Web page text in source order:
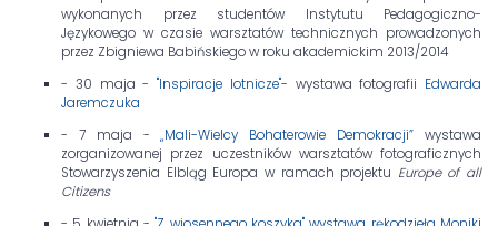
wykonanych przez studentów Instytutu Pedagogiczno-
Językowego w czasie warsztatów technicznych prowadzonych
przez Zbigniewa Babińskiego w roku akademickim 2013/2014
- 30 maja - "Inspiracje lotnicze"- wystawa fotografii Edwarda
Jaremczuka
- 7 maja -„Mali-Wielcy Bohaterowie Demokracji” wystawa
zorganizowanej przez uczestników warsztatów fotograficznych
Stowarzyszenia Elbląg Europa w ramach projektu Europe of all
Citizens